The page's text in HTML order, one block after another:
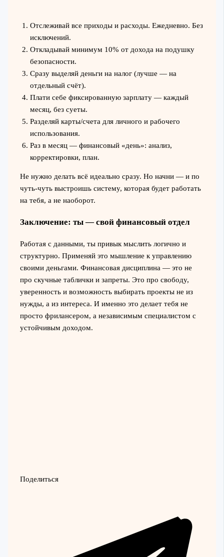
Отслеживай все приходы и расходы. Ежедневно. Без
исключений.
Откладывай минимум 10% от дохода на подушку
безопасности.
Сразу выделяй деньги на налог (лучше — на
отдельный счёт).
Плати себе фиксированную зарплату — каждый
месяц, без суеты.
Разделяй карты/счета для личного и рабочего
использования.
Раз в месяц — финансовый «день»: анализ,
корректировки, план.
Не нужно делать всё идеально сразу. Но начни — и по
чуть-чуть выстроишь систему, которая будет работать
на тебя, а не наоборот.
Заключение: ты — свой финансовый отдел
Работая с данными, ты привык мыслить логично и
структурно. Применяй это мышление к управлению
своими деньгами. Финансовая дисциплина — это не
про скучные таблички и запреты. Это про свободу,
уверенность и возможность выбирать проекты не из
нужды, а из интереса. И именно это делает тебя не
просто фрилансером, а независимым специалистом с
устойчивым доходом.
Поделиться